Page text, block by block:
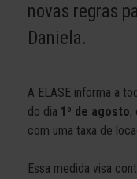
novas regras
Daniela.
A ELASE informa a
do dia 1º de agosto,
com uma taxa de
Essa medida visa